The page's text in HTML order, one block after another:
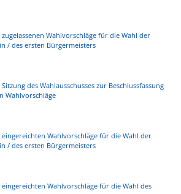
Wahlvorschläge für die Wahl der
/ des ersten Bürgermeisters
des Wahlausschusses zur Beschlussfassung
Wahlvorschläge
Wahlvorschläge für die Wahl der
/ des ersten Bürgermeisters
Wahlvorschläge für die Wahl des